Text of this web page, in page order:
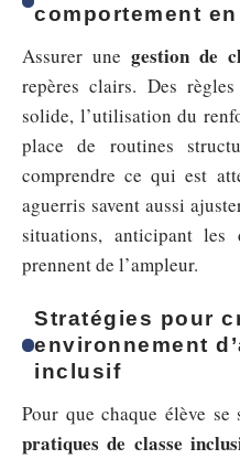
comportement
Assurer une gestion de
repères clairs. Des
solide, l’utilisation du
place de routines
comprendre ce qui est
aguerris savent aussi
situations, anticipant les
prennent de l’ampleur.
Stratégies pour
environnement
inclusif
Pour que chaque élève
pratiques de classe